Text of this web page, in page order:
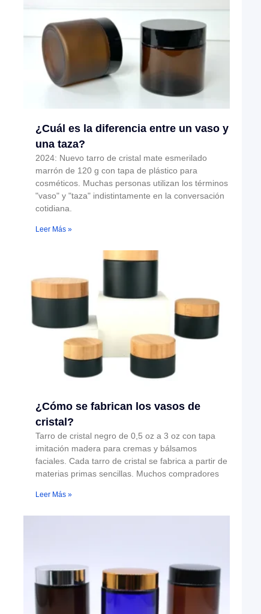
¿Cuál es la diferencia entre un vaso y
una taza?
2024: Nuevo tarro de cristal mate esmerilado
marrón de 120 g con tapa de plástico para
cosméticos. Muchas personas utilizan los términos
"vaso" y "taza" indistintamente en la conversación
cotidiana.
Leer Más »
¿Cómo se fabrican los vasos de
cristal?
Tarro de cristal negro de 0,5 oz a 3 oz con tapa
imitación madera para cremas y bálsamos
faciales. Cada tarro de cristal se fabrica a partir de
materias primas sencillas. Muchos compradores
Leer Más »